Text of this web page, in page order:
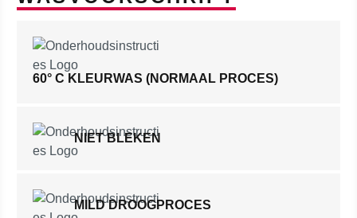
60° C KLEURWAS (NORMAAL PROCES)
NIET BLEKEN
MILD DROOGPROCES